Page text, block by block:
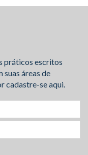
práticos escritos
suas áreas de
cadastre-se aqui.